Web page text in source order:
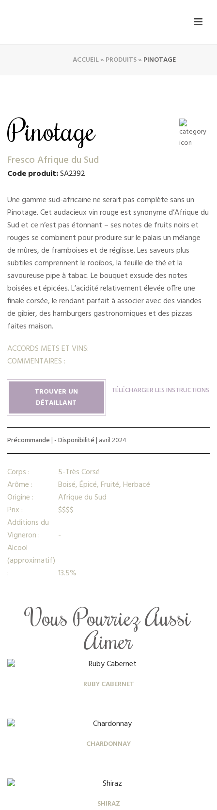
ACCUEIL» PRODUITS» PINOTAGE
Pinotage
Fresco Afrique du Sud
Code produit:SA2392
Une gamme sud-africaine ne serait pas complète sans un
Pinotage. Cet audacieux vin rouge est synonyme d’Afrique du
Sud et ce n’est pas étonnant – ses notes de fruits noirs et
rouges se combinent pour produire sur le palais un mélange
de mûres, de framboises et de réglisse. Les saveurs plus
subtiles comprennent le rooibos, la feuille de thé et la
savoureuse pipe à tabac. Le bouquet exsude des notes
boisées et épicées. L’acidité relativement élevée offre une
finale corsée, le rendant parfait à associer avec des viandes
de gibier, des hamburgers gastronomiques et des pizzas
faites maison.
ACCORDS METS ET VINS:
COMMENTAIRES :
TROUVER UN
DÉTAILLANT
TÉLÉCHARGER LES INSTRUCTIONS
Précommande| -Disponibilité| avril 2024
Corps :
5-Très Corsé
Arôme :
Boisé, Épicé, Fruité, Herbacé
Origine :
Afrique du Sud
Prix :
$$$$
Additions du
Vigneron :
-
Alcool
(approximatif)
:
13.5%
Vous Pourriez Aussi
Aimer
RUBY CABERNET
CHARDONNAY
SHIRAZ